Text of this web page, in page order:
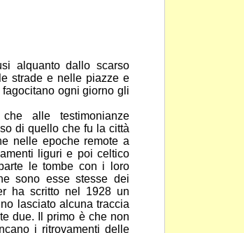
alquanto dallo scarso
strade e nelle piazze e
ogni giorno gli
alle testimonianze
di quello che fu la città
nelle epoche remote a
liguri e poi celtico
le tombe con i loro
sono esse stesse dei
ha scritto nel 1928 un
lasciato alcuna traccia
due. Il primo è che non
i ritrovamenti delle